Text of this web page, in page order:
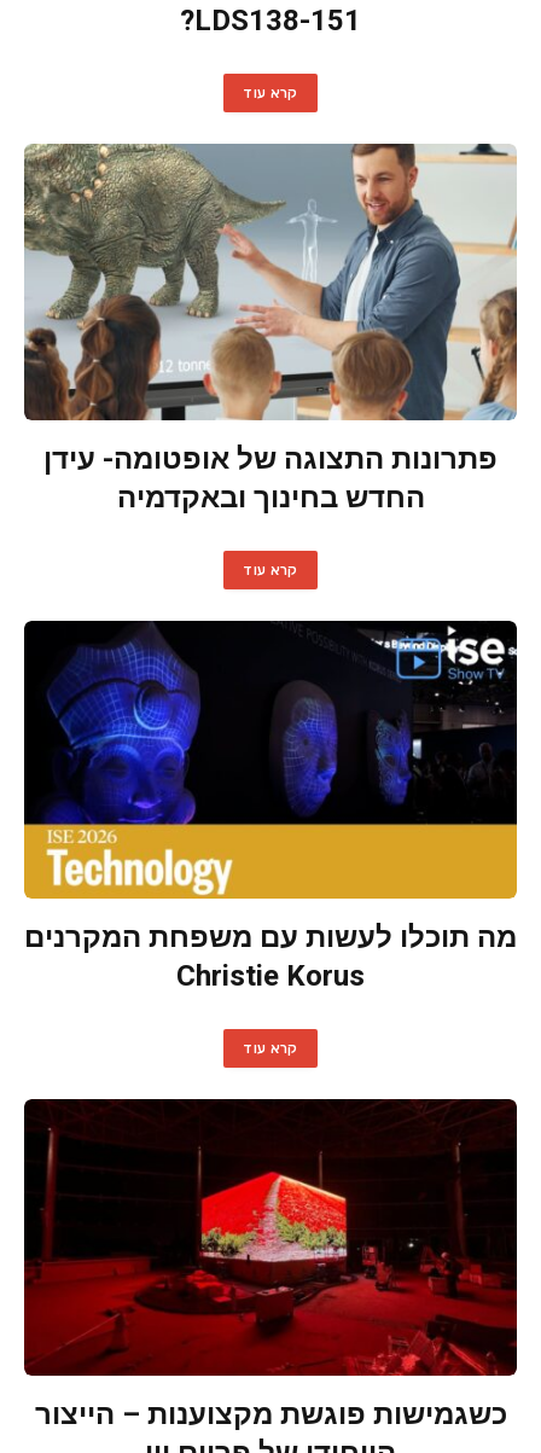
LDS138-151?
קרא עוד
פתרונות התצוגה של אופטומה- עידן
החדש בחינוך ובאקדמיה
קרא עוד
מה תוכלו לעשות עם משפחת המקרנים
Christie Korus
קרא עוד
כשגמישות פוגשת מקצוענות – הייצור